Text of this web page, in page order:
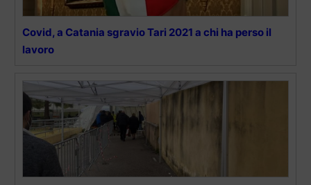
Covid, a Catania sgravio Tari 2021 a chi ha perso il
lavoro